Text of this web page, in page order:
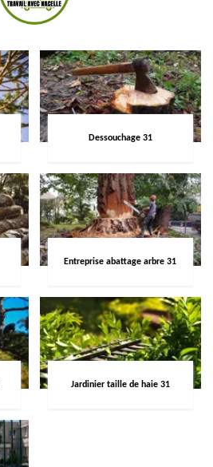
Dessouchage 31
Entreprise abattage arbre 31
Jardinier taille de haie 31